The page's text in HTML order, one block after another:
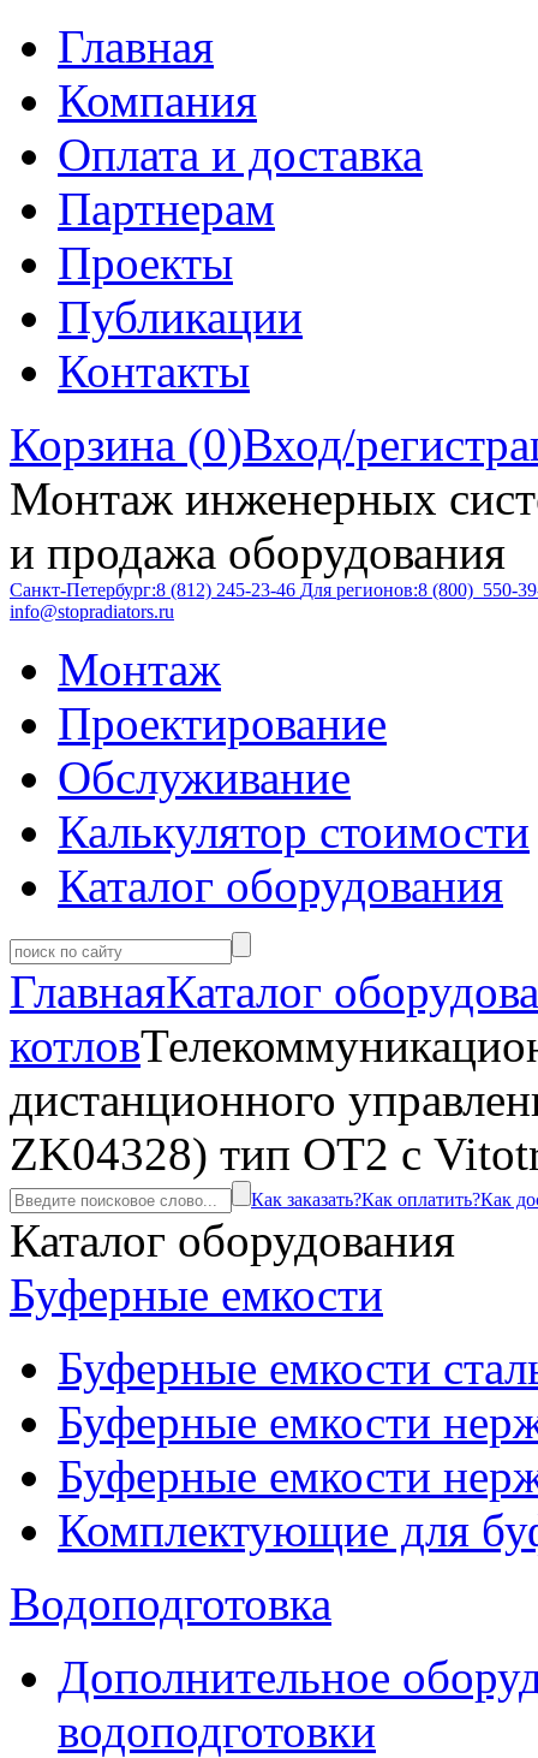
Главная
Компания
Оплата и доставка
Партнерам
Проекты
Публикации
Контакты
Корзина (0)Вход/
Монтаж инженерных
и продажа оборудования
Санкт-Петербург:8 (812) 245-23-46 Для регионов:8 (800) 550-
info@stopradiators.ru
Монтаж
Проектирование
Обслуживание
Калькулятор стоимости
Каталог оборудования
ГлавнаяКаталог
котлов
дистанционного
ZK04328) тип OT2 с
Как заказать?Как оплатить?Как
Каталог оборудования
Буферные емкости
Буферные емкости
Буферные емкости
Буферные емкости
Комплектующие для
Водоподготовка
Дополнительное
водоподготовки